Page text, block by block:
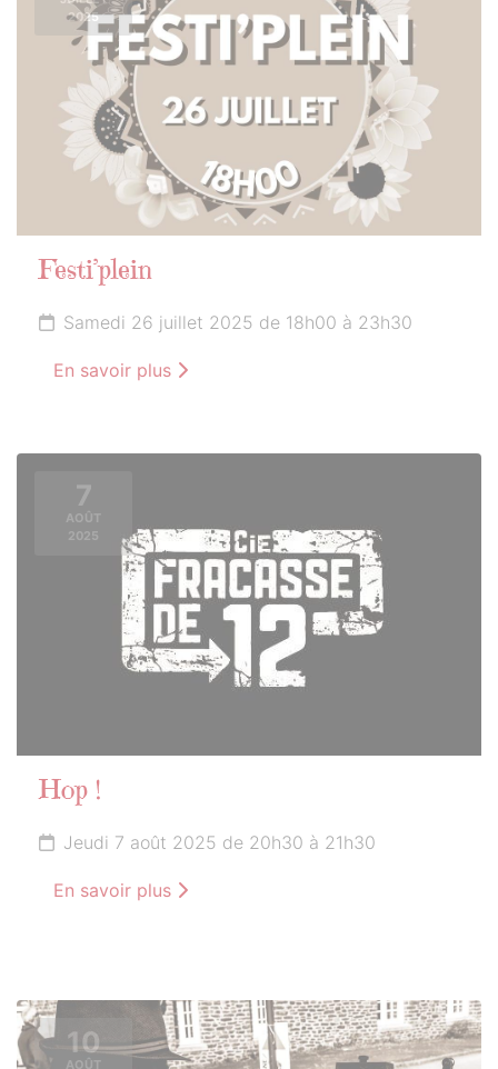
2025
Festi’plein
Samedi 26 juillet 2025 de 18h00 à 23h30
En savoir plus
7
AOÛT
2025
Hop !
Jeudi 7 août 2025 de 20h30 à 21h30
En savoir plus
10
AOÛT